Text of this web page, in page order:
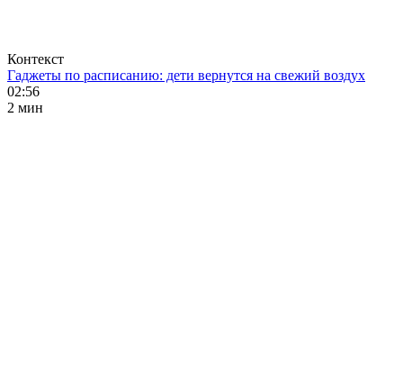
Контекст
Гаджеты по расписанию: дети вернутся на свежий воздух
02:56
2 мин